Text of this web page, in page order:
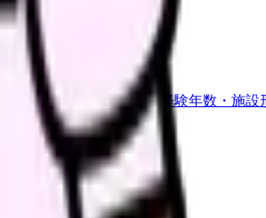
先を出します。
ンパスで比較する地域・経験年数・施設
進む